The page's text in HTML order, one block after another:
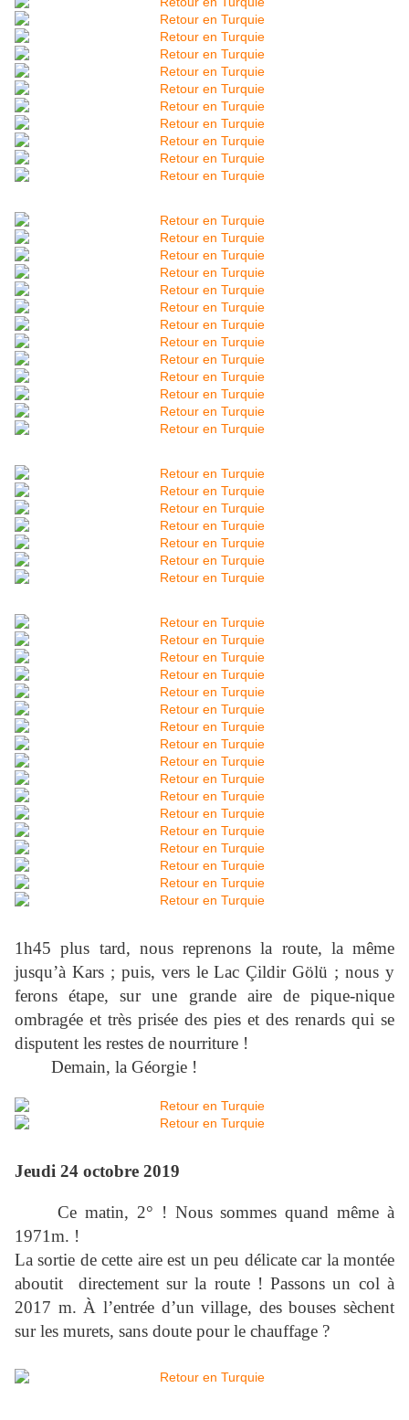
1h45 plus tard, nous reprenons la route, la même
jusqu’à Kars ; puis, vers le Lac Çildir Gölü ; nous y
ferons étape, sur une grande aire de pique-nique
ombragée et très prisée des pies et des renards qui se
disputent les restes de nourriture !
Demain, la Géorgie !
Jeudi 24 octobre 2019
Ce matin, 2° ! Nous sommes quand même à
1971m. !
La sortie de cette aire est un peu délicate car la montée
aboutit directement sur la route ! Passons un col à
2017 m. À l’entrée d’un village, des bouses sèchent
sur les murets, sans doute pour le chauffage ?